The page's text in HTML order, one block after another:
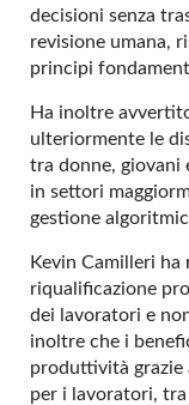
decisioni senza
revisione umana,
principi
Ha inoltre
ulteriormente le
tra donne, giovani
in settori
gestione
Kevin Camilleri
riqualificazione
dei lavoratori e
inoltre che i
produttività grazie
per i lavoratori,